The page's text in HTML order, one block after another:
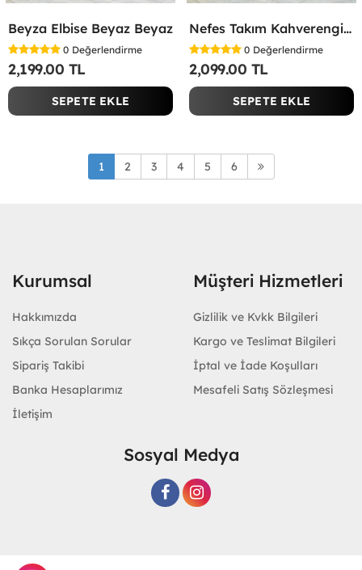
Beyza Elbise Beyaz Beyaz
0 Değerlendirme
2,199.00 TL
SEPETE EKLE
Nefes Takım Kahverengi Kahverengi
0 Değerlendirme
2,099.00 TL
SEPETE EKLE
1 2 3 4 5 6
Kurumsal
Hakkımızda
Sıkça Sorulan Sorular
Sipariş Takibi
Banka Hesaplarımız
İletişim
Müşteri Hizmetleri
Gizlilik ve Kvkk Bilgileri
Kargo ve Teslimat Bilgileri
İptal ve İade Koşulları
Mesafeli Satış Sözleşmesi
Sosyal Medya